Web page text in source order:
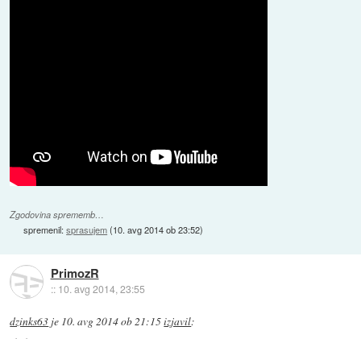
Zgodovina sprememb…
spremenil:sprasujem(10. avg 2014 ob 23:52)
PrimozR
:: 10. avg 2014, 23:55
dzinks63 je 10. avg 2014 ob 21:15izjavil: